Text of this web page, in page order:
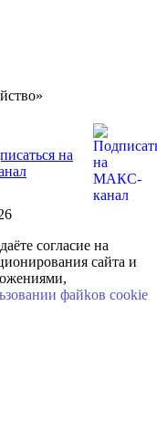
согласие на
сайта и
файkов cookie